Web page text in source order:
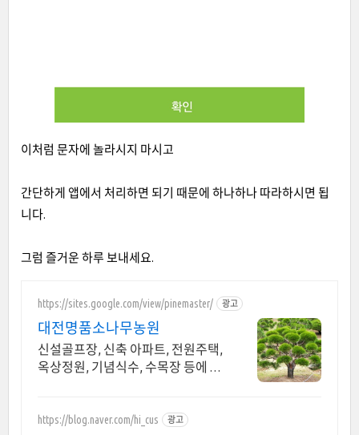
이처럼 문자에 놀라시지 마시고
간단하게 앱에서 처리하면 되기 때문에 하나하나 따라하시면 됩
니다.
그럼 즐거운 하루 보내세요.
https://sites.google.com/view/pinemaster/ 광고
대전명품소나무농원
신설골프장, 신축 아파트, 전원주택,
옥상정원, 기념식수, 수목장 등에 적
https://blog.naver.com/hi_cus 광고